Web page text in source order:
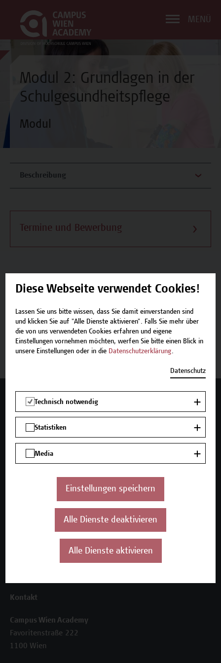
MENÜ
Modul 2: Grundlagen in der
Schulgesundheitspflege
Modul
Beschreibung
Termine und Bewerbung
Beschreibung
Termine und Bewerbung
Zurück zum Zertifikatsprogramm
Mehr Infos gewünscht?
Unser Angebot
Seminare und Zertifikatsprogramme
Inhouse-Weiterbildung
Beratungsleistungen
Die Campus Wien Academy
Kontakt
Campus Wien Academy
Favoritenstraße 222
1100 Wien
Diese Webseite verwendet Cookies!
Lassen Sie uns bitte wissen, dass Sie damit einverstanden sind
und klicken Sie auf "Alle Dienste aktivieren". Falls Sie mehr über
die von uns verwendeten Cookies erfahren und eigene
Einstellungen vornehmen möchten, werfen Sie bitte einen Blick in
unsere Einstellungen oder in die Datenschutzerklärung.
Datenschutz
Technisch notwendig
Statistiken
Media
Einstellungen speichern
Alle Dienste deaktivieren
Alle Dienste aktivieren